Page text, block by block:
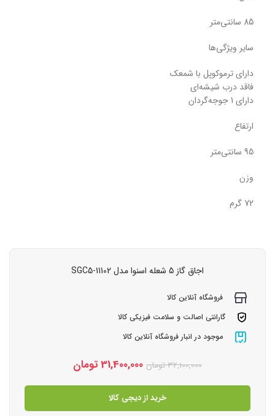
85 سانتی‌متر
سایر ویژگی‌ها
دارای ترموكوپل با شمعک
فاقد درب شیشه‌ای
دارای 1 جوجه‌گردان
ارتفاع
95 سانتی‌متر
وزن
72 گرم
اجاق گاز 5 شعله اسنوا مدل SGC5-11102
فروشگاه آنلاین کالا
گارانتی اصالت و سلامت فیزیکی کالا
موجود در انبار فروشگاه آنلاین کالا
32,100,000تومان 31,400,000تومان
خرید از دیجی کالا